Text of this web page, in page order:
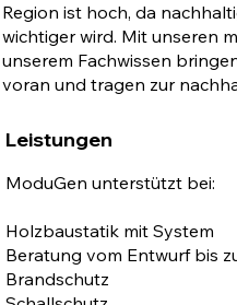
Region ist hoch, da
wichtiger wird. Mit unseren
unserem Fachwissen
voran und tragen zur
Leistungen
ModuGen unterstützt bei:
Holzbaustatik mit System
Beratung vom Entwurf bis
Brandschutz